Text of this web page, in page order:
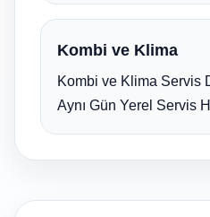
Kombi ve Klima
Kombi ve Klima Servis
Aynı Gün Yerel Servis